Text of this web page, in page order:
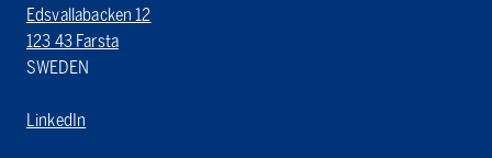
Edsvallabacken 12
123 43 Farsta
SWEDEN
LinkedIn